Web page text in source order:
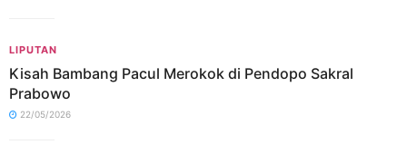
LIPUTAN
Kisah Bambang Pacul Merokok di Pendopo Sakral
Prabowo
22/05/2026